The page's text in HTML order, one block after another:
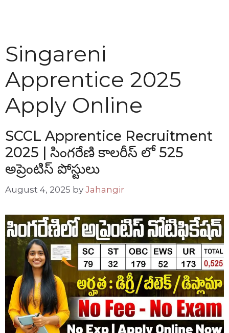
Singareni
Apprentice 2025
Apply Online
SCCL Apprentice Recruitment
2025 | సింగరేణి కాలరీస్ లో 525
అప్రెంటిస్ పోస్టులు
August 4, 2025 by Jahangir